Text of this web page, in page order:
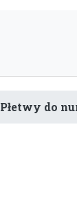
Płetwy do